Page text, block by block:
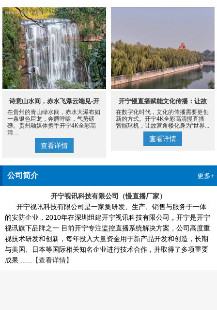
诗意山水间，赤水飞瀑云端见-开
宁4K慢直播摄像机
在贵州的青山绿水间，赤水大瀑布如
一条银色巨龙，奔腾呼啸，气势磅
礴。贵州融媒体携手开宁4K全彩高
清...
查看详情
开宁慢直播赋能文化传播：让故
宫角楼成为世界的文化客厅
在数字化时代，文化的传播需要更创
新的方式。开宁4K全彩高清慢直播
智能球机，让故宫角楼化身为“世界...
查看详情
公司简介 更多+
开宁视讯科技有限公司（慢直播厂家）
开宁视讯科技有限公司是一家集研发、生产、销售与服务于一体
的安防企业，2010年在深圳组建开宁视讯科技有限公司，开宁是开宁
视讯旗下品牌之一 目前开宁专注监控直播系统解决方案，公司高度重
视技术研发和创新，每年投入大量资金用于新产品开发和创造，长期
与美国、日本等国际相关知名企业进行技术合作，并取得了多项重要
成果 ......
【查看详情】